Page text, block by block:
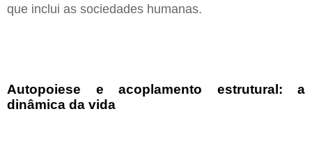
que inclui as sociedades humanas.
Autopoiese e acoplamento estrutural: a
dinâmica da vida